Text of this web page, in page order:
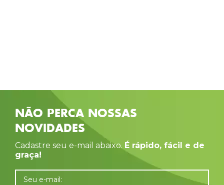
NÃO PERCA NOSSAS
NOVIDADES
Cadastre seu e-mail abaixo. É rápido, fácil e de
graça!
Seu e-mail: